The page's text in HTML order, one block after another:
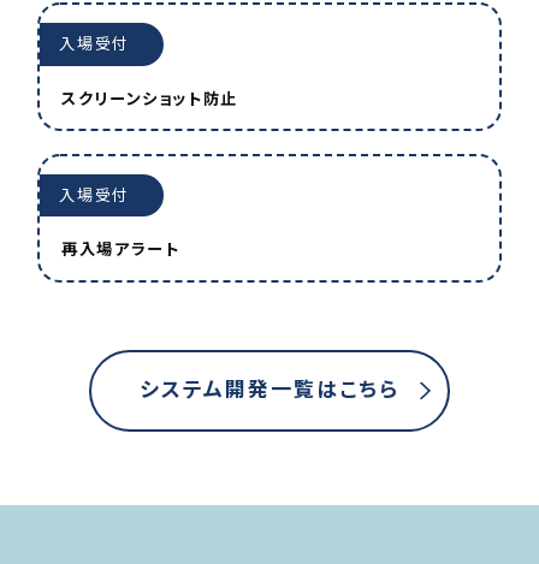
入場受付
スクリーンショット防止
入場受付
再入場アラート
システム開発一覧はこちら